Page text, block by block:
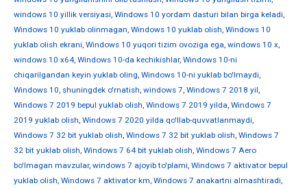
windows 10 yillik versiyasi, Windows 10 yordam dasturi bilan birga keladi,
Windows 10 yuklab olinmagan, Windows 10 yuklab olish, Windows 10
yuklab olish ekrani, Windows 10 yuqori tizim ovoziga ega, windows 10 х,
windows 10 х64, Windows 10-da kechikishlar, Windows 10-ni
chiqarilgandan keyin yuklab oling, Windows 10-ni yuklab bo'lmaydi,
Windows 10, shuningdek o'rnatish, windows 7, Windows 7 2018 yil,
Windows 7 2019 bepul yuklab olish, Windows 7 2019 yilda, Windows 7
2019 yuklab olish, Windows 7 2020 yilda qo'llab-quvvatlanmaydi,
Windows 7 32 bit yuklab olish, Windows 7 32 bit yuklab olish, Windows 7
32 bit yuklab olish, Windows 7 64 bit yuklab olish, Windows 7 Aero
bo'lmagan mavzular, windows 7 ajoyib to'plami, Windows 7 aktivator bepul
yuklab olish, Windows 7 aktivator km, Windows 7 anakartni almashtiradi,